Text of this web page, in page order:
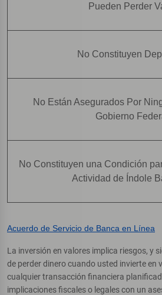
Pueden Perder
No Constituyen
No Están Asegurados Por
Gobierno
No Constituyen una Condición
Actividad de Índole
Acuerdo de Servicio de Banca en Línea
La inversión en valores implica riesgos, y
de perder dinero cuando usted invierte en
cualquier transacción financiera
implicaciones fiscales o legales con un